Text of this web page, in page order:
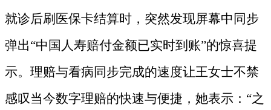
就诊后刷医保卡结算时，突然发现屏幕中同步
弹出“中国人寿赔付金额已实时到账”的惊喜提
示。理赔与看病同步完成的速度让王女士不禁
感叹当今数字理赔的快速与便捷，她表示：“之